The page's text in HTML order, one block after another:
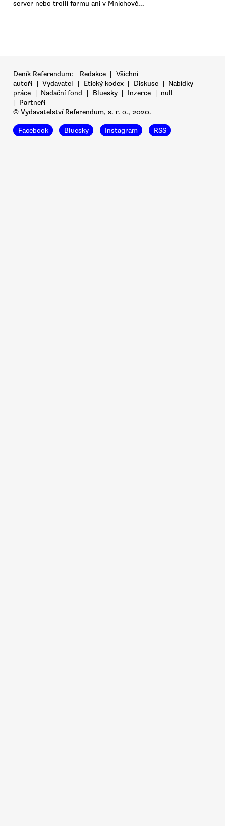
server nebo trollí farmu ani v Mnichově...
Deník Referendum: Redakce | Všichni
autoři | Vydavatel | Etický kodex | Diskuse | Nabídky
práce | Nadační fond | Bluesky | Inzerce | null
|
Partneři
© Vydavatelství Referendum, s. r. o., 2020.
Facebook Bluesky Instagram RSS